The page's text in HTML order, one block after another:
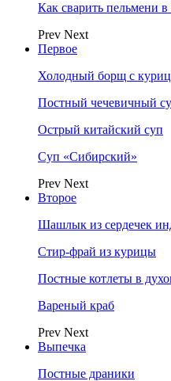
Как сварить пельмени
Prev Next
Первое
Холодный борщ с
Постный чечевичный
Острый китайский суп
Суп «Сибирский»
Prev Next
Второе
Шашлык из сердечек
Стир-фрай из курицы
Постные котлеты в
Вареный краб
Prev Next
Выпечка
Постные драники